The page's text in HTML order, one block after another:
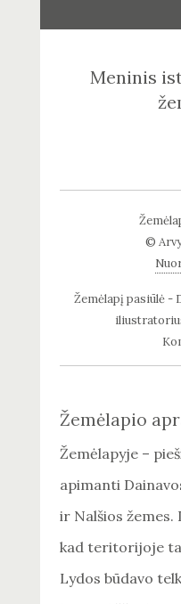
Meninis
©
Žemėlapį pasiūlė -
Žemėlapio
Žemėlapyje –
apimanti
ir Nalšios
kad teritorijoje
Lydos būdavo